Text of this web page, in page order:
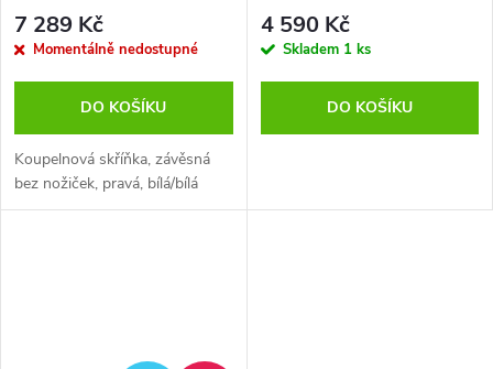
skříňky325x1630x330 mm
7 289 Kč
Momentálně nedostupné
DO KOŠÍKU
Koupelnová skříňka, závěsná
bez nožiček, pravá, bílá/bílá
4 590 Kč
Skladem 1 ks
DO KOŠÍKU